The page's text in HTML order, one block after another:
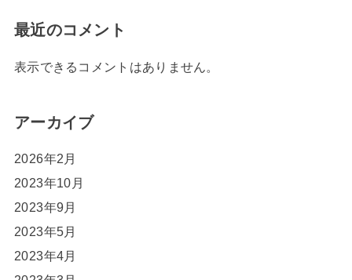
最近のコメント
表示できるコメントはありません。
アーカイブ
2026年2月
2023年10月
2023年9月
2023年5月
2023年4月